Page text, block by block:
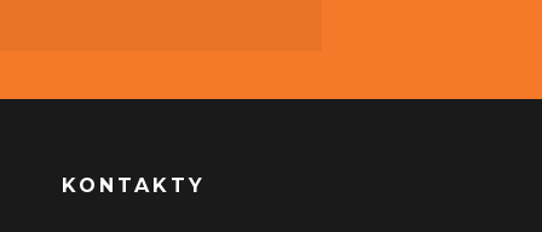
KONTAKTY